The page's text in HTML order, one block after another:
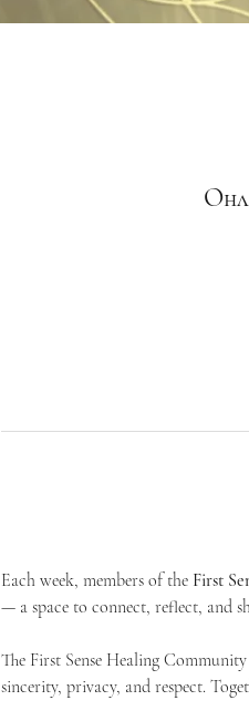
Each week, members of the First
— a space to connect, reflect, and
The First Sense Healing
sincerity, privacy, and respect.